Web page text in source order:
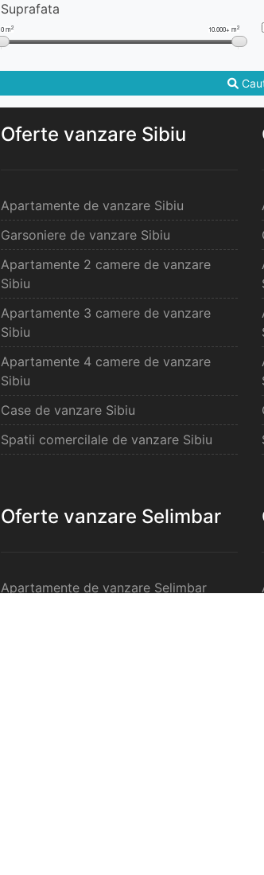
Suprafata
0 m2 10.000+ m2
Oferte vanzare Sibiu
Apartamente de vanzare Sibiu
Garsoniere de vanzare Sibiu
Apartamente 2 camere de vanzare
Sibiu
Apartamente 3 camere de vanzare
Sibiu
Apartamente 4 camere de vanzare
Sibiu
Case de vanzare Sibiu
Spatii comercilale de vanzare Sibiu
Oferte vanzare Selimbar
Apartamente de vanzare Selimbar